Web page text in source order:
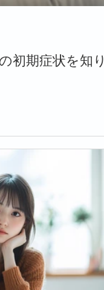
初期症状を知